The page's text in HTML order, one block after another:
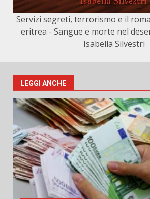
Servizi segreti, terrorismo e il
eritrea - Sangue e morte nel
Isabella Silvestri
LEGGI ANCHE